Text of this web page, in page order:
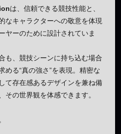
は、信頼できる競技性能と、
なキャラクターへの敬意を体現
ヤーのために設計されていま
も、競技シーンに持ち込む場合
める“真の強さ”を表現。精密な
て存在感あるデザインを兼ね備
その世界観を体感できます。